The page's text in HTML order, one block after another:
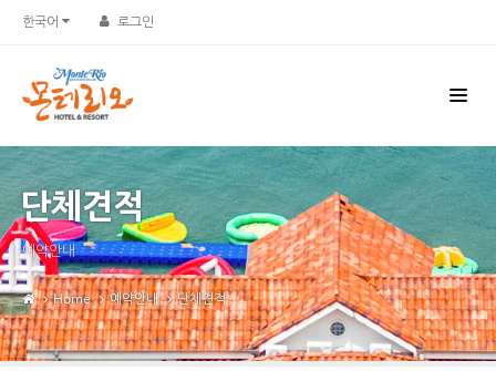
한국어 로그인
단체견적
예약안내
Home 예약안내 단체견적
Sketchbook5, 스케치북5